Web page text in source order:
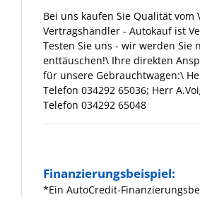
Bei uns kaufen Sie Qualität vom
Vertragshändler - Autokauf ist
Testen Sie uns - wir werden Sie
enttäuschen!\ Ihre direkten
für unsere Gebrauchtwagen:\
Telefon 034292 65036; Herr
Telefon 034292 65048
Finanzierungsbeispiel:
*Ein AutoCredit-